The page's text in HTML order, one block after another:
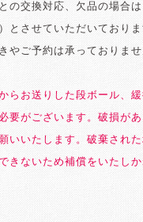
の交換対応、欠品の場合
とさせていただいており
やご予約は承っておりま
らお送りした段ボール、
要がございます。破損が
いいたします。破棄され
きないため補償をいたし